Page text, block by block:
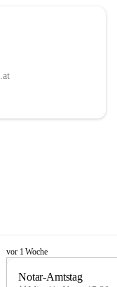
V
vor 1 Woche
Notar-Amtstag